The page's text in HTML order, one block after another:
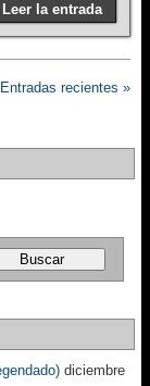
Leer la entrada
Entradas recientes »
diciembre